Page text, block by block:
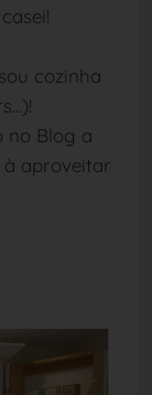
cozinha
no Blog a
aproveitar